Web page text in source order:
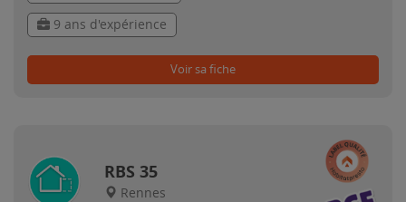
9 ans d'expérience
Voir sa fiche
RBS 35
Rennes